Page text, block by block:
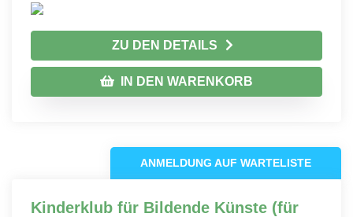
ZU DEN DETAILS
IN DEN WARENKORB
ANMELDUNG AUF WARTELISTE
Kinderklub für Bildende Künste (für